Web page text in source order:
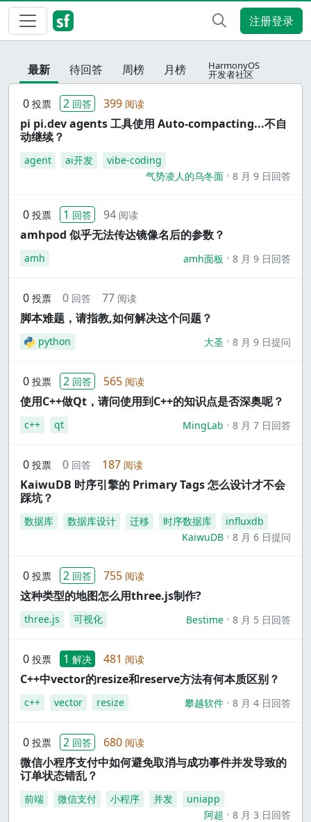
注册登录
最新 待回答 周榜 月榜 HarmonyOS
开发者社区
0 投票 2 回答 399 阅读
pi pi.dev agents 工具使用 Auto-compacting...不自
动继续？
agent ai开发
vibe-coding
气势凌人的乌冬面
8 月 9 日回答
0 投票 1 回答 94 阅读
amhpod 似乎无法传达镜像名后的参数？
amh amh面板 8 月 9 日回答
0 投票 0 回答 77 阅读
脚本难题，请指教,如何解决这个问题？
python 大圣 8 月 9 日提问
0 投票 2 回答 565 阅读
使用C++做Qt，请问使用到C++的知识点是否深奥呢？
c++ qt MingLab 8 月 7 日回答
0 投票 0 回答 187 阅读
KaiwuDB 时序引擎的 Primary Tags 怎么设计才不会
踩坑？
数据库 数据库设计 迁移 时序数据库
influxdb
KaiwuDB
8 月 6 日提问
0 投票 2 回答 755 阅读
这种类型的地图怎么用three.js制作?
three.js 可视化 Bestime 8 月 5 日回答
0 投票 1 解决 481 阅读
C++中vector的resize和reserve方法有何本质区别？
c++ vector resize 攀越软件 8 月 4 日回答
0 投票 2 回答 680 阅读
微信小程序支付中如何避免取消与成功事件并发导致的
订单状态错乱？
前端 微信支付 小程序 并发
uniapp
阿超
8 月 3 日回答